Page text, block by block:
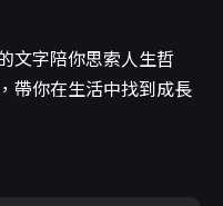
文字陪你思索人生哲
帶你在生活中找到成長